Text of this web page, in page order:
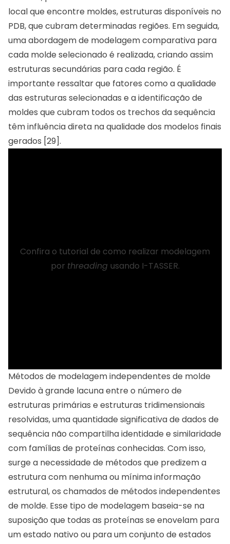
local que encontre moldes, estruturas disponíveis no
PDB, que cubram determinadas regiões. Em seguida,
uma abordagem de modelagem comparativa para
cada molde selecionado é realizada, criando assim
estruturas secundárias para cada região. É
importante ressaltar que fatores como a qualidade
das estruturas selecionadas e a identificação de
moldes que cubram todos os trechos da sequência
têm influência direta na qualidade dos modelos finais
gerados [29].
Confira o tutorial de como realizar modelagem
por threading usando I-TASSER.
Métodos de modelagem independentes de molde
Devido à grande lacuna entre o número de
estruturas primárias e estruturas tridimensionais
resolvidas, uma quantidade significativa de dados de
sequência não compartilha identidade e similaridade
com famílias de proteínas conhecidas. Com isso,
surge a necessidade de métodos que predizem a
estrutura com nenhuma ou mínima informação
estrutural, os chamados de métodos independentes
de molde. Esse tipo de modelagem baseia-se na
suposição que todas as proteínas se enovelam para
um estado nativo ou para um conjunto de estados